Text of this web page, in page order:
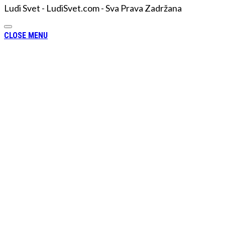
Ludi Svet - LudiSvet.com - Sva Prava Zadržana
CLOSE MENU